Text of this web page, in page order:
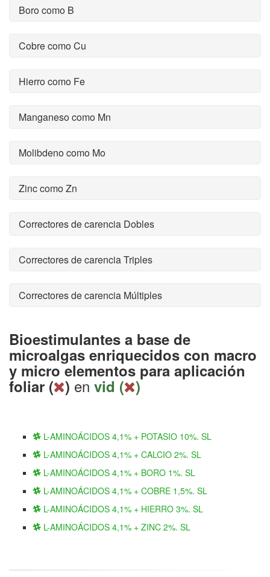
Boro como B
Cobre como Cu
Hierro como Fe
Manganeso como Mn
Molibdeno como Mo
Zinc como Zn
Correctores de carencia Dobles
Correctores de carencia Triples
Correctores de carencia Múltiples
Bioestimulantes a base de
microalgas enriquecidos con macro
y micro elementos para aplicación
foliar ( ) en vid ( )
L-AMINOÁCIDOS 4,1% + POTASIO 10%. SL
L-AMINOÁCIDOS 4,1% + CALCIO 2%. SL
L-AMINOÁCIDOS 4,1% + BORO 1%. SL
L-AMINOÁCIDOS 4,1% + COBRE 1,5%. SL
L-AMINOÁCIDOS 4,1% + HIERRO 3%. SL
L-AMINOÁCIDOS 4,1% + ZINC 2%. SL